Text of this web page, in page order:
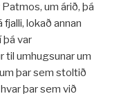
um árið, þá
lokað annan
þá var
umhugsunar um
þar sem stoltið
þar sem við